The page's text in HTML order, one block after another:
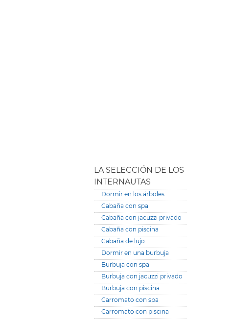
LA SELECCIÓN DE LOS
INTERNAUTAS
Dormir en los árboles
Cabaña con spa
Cabaña con jacuzzi privado
Cabaña con piscina
Cabaña de lujo
Dormir en una burbuja
Burbuja con spa
Burbuja con jacuzzi privado
Burbuja con piscina
Carromato con spa
Carromato con piscina